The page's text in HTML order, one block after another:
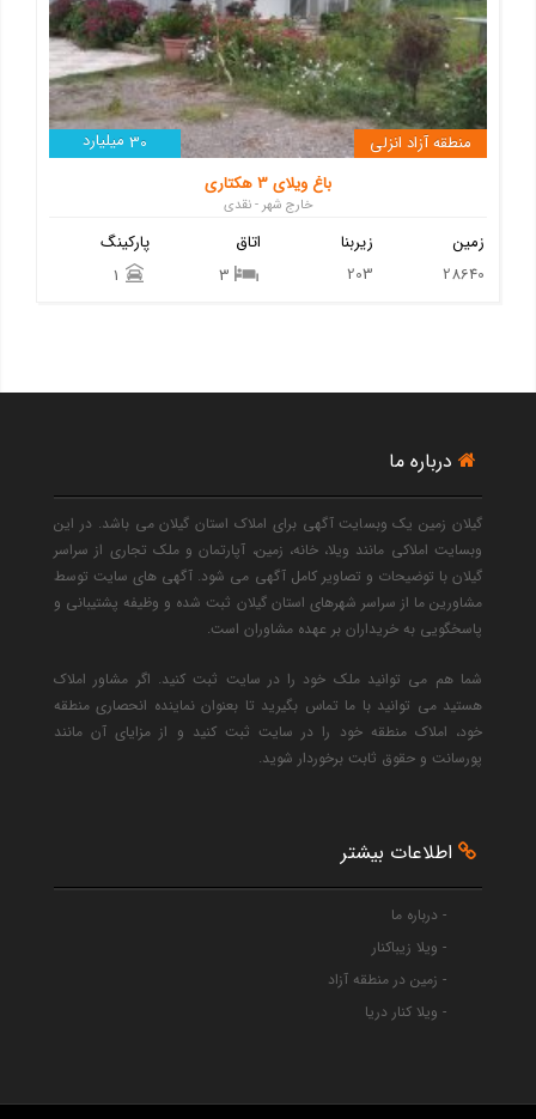
30 میلیارد
منطقه آزاد انزلی
باغ ویلای 3 هکتاری
خارج شهر - نقدی
پارکینگ
اتاق
3
زیربنا
203
زمین
28640
درباره ما
گیلان زمین یک وبسایت آگهی برای املاک استان گیلان می باشد. در این
وبسایت املاکی مانند ویلا، خانه، زمین، آپارتمان و ملک تجاری از سراسر
گیلان با توضیحات و تصاویر کامل آگهی می شود. آگهی های سایت توسط
مشاورین ما از سراسر شهرهای استان گیلان ثبت شده و وظیفه پشتیبانی و
پاسخگویی به خریداران بر عهده مشاوران است.
شما هم می توانید ملک خود را در سایت ثبت کنید. اگر مشاور املاک
هستید می توانید با ما تماس بگیرید تا بعنوان نماینده انحصاری منطقه
خود، املاک منطقه خود را در سایت ثبت کنید و از مزایای آن مانند
پورسانت و حقوق ثابت برخوردار شوید.
اطلاعات بیشتر
- درباره ما
- ویلا زیباکنار
- زمین در منطقه آزاد
- ویلا کنار دریا